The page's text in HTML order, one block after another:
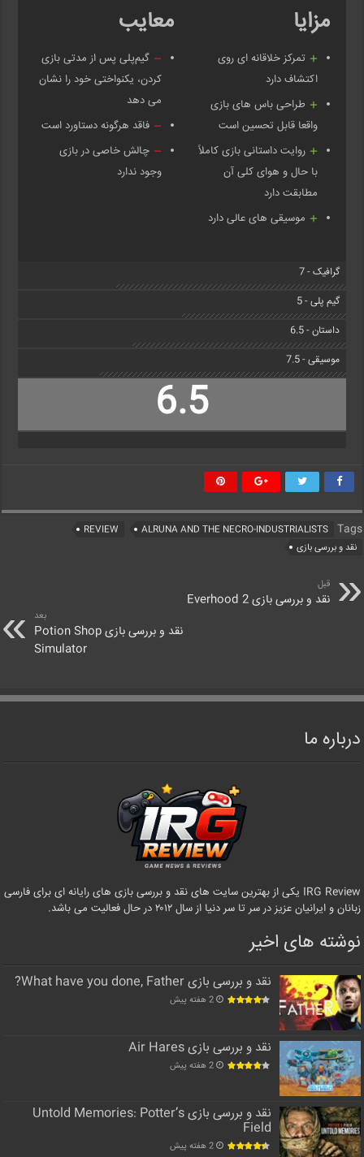
مزایا
تمرکز خلاقانه ای روی
اکتشاف دارد
طراحی باس های بازی
واقعا قابل تحسین است
روایت داستانی بازی کاملاً
با حال و هوای کلی آن
مطابقت دارد
موسیقی های عالی دارد
معایب
گیم‌پلی پس از مدتی بازی
کردن، یکنواختی خود را نشان
می دهد
فاقد هرگونه دستاورد است
چالش خاصی در بازی
وجود ندارد
گرافیک - 7
گیم پلی - 5
داستان - 6.5
موسیقی - 7.5
6.5
Tags
ALRUNA AND THE NECRO-INDUSTRIALISTS
REVIEW
نقد و بررسی بازی
قبل
نقد و بررسی بازی Everhood 2
بعد
نقد و بررسی بازی Potion Shop
Simulator
درباره ما
IRG Review یکی از بهترین سایت های نقد و بررسی بازی های رایانه ای برای فارسی
زبانان و ایرانیان عزیز در سر تا سر دنیا از سال ۲۰۱۲ در حال فعالیت می باشد.
نوشته های اخیر
نقد و بررسی بازی What have you done, Father?
2 هفته پیش
نقد و بررسی بازی Air Hares
2 هفته پیش
نقد و بررسی بازی Untold Memories: Potter’s
Field
2 هفته پیش